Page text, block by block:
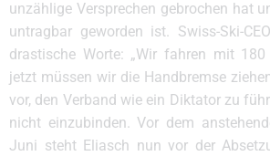
unzählige Versprechen gebrochen hat
untragbar geworden ist. Swiss-Ski-
drastische Worte: „Wir fahren mit
jetzt müssen wir die Handbremse
vor, den Verband wie ein Diktator zu
nicht einzubinden. Vor dem
Juni steht Eliasch nun vor der